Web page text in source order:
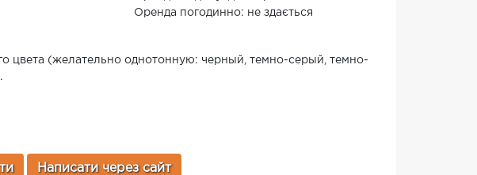
Оренда погодинно: не здається
цвета (желательно однотонную: черный, темно-серый, темно-
Написати через сайт